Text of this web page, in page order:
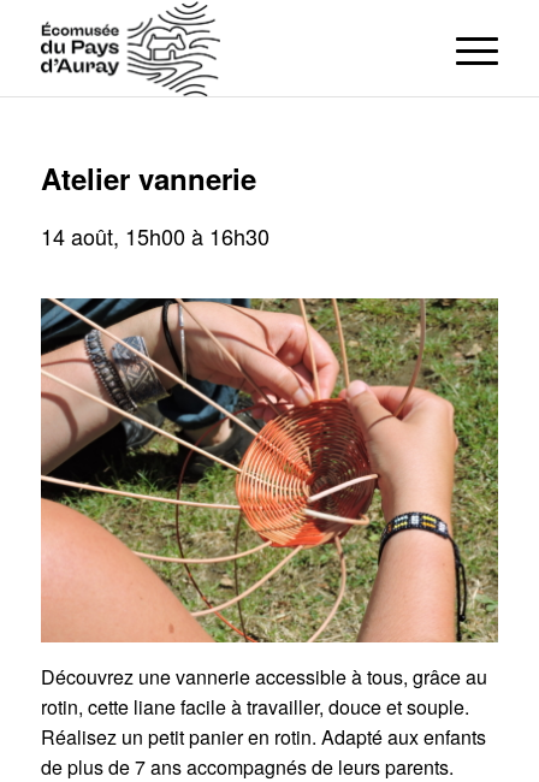
Atelier vannerie
14 août, 15h00à 16h30
Découvrez une vannerie accessible à tous, grâce au
rotin, cette liane facile à travailler, douce et souple.
Réalisez un petit panier en rotin. Adapté aux enfants
de plus de 7 ans accompagnés de leurs parents.